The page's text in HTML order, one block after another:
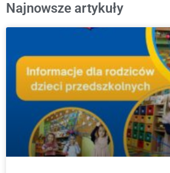
Najnowsze artykuły